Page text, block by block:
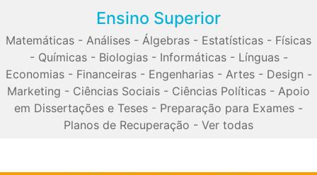
Ensino Superior
Matemáticas - Análises - Álgebras - Estatísticas - Físicas
- Químicas- Biologias- Informáticas- Línguas-
Economias- Financeiras- Engenharias- Artes- Design -
Marketing - Ciências Sociais - Ciências Políticas - Apoio
em Dissertações e Teses - Preparação para Exames -
Planos de Recuperação - Ver todas